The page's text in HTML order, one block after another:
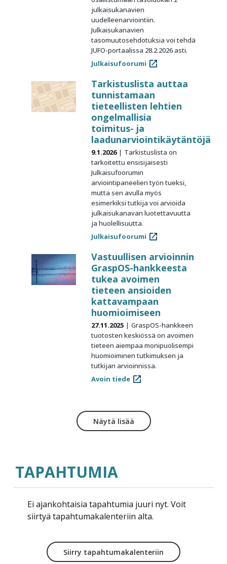
julkaisukanavien
uudelleenarviointiin.
Julkaisukanavien
tasomuutosehdotuksia voi tehdä
JUFO-portaalissa 28.2.2026 asti.
Julkaisufoorumi
Tarkistuslista auttaa
tunnistamaan
tieteellisten lehtien
ongelmallisia
toimitus- ja
laadunarviointikäytäntöjä
9.1.2026
Tarkistuslista on
tarkoitettu ensisijaisesti
Julkaisufoorumin
arviointipaneelien työn tueksi,
mutta sen avulla myös
esimerkiksi tutkija voi arvioida
julkaisukanavan luotettavuutta
ja huolellisuutta.
Julkaisufoorumi
Vastuullisen arvioinnin
GraspOS-hankkeesta
tukea avoimen
tieteen ansioiden
kattavampaan
huomioimiseen
27.11.2025
GraspOS-hankkeen
tuotosten keskiössä on avoimen
tieteen aiempaa monipuolisempi
huomioiminen tutkimuksen ja
tutkijan arvioinnissa.
Avoin tiede
Näytä lisää
TAPAHTUMIA
Ei ajankohtaisia tapahtumia juuri nyt. Voit
siirtyä tapahtumakalenteriin alta.
Siirry tapahtumakalenteriin